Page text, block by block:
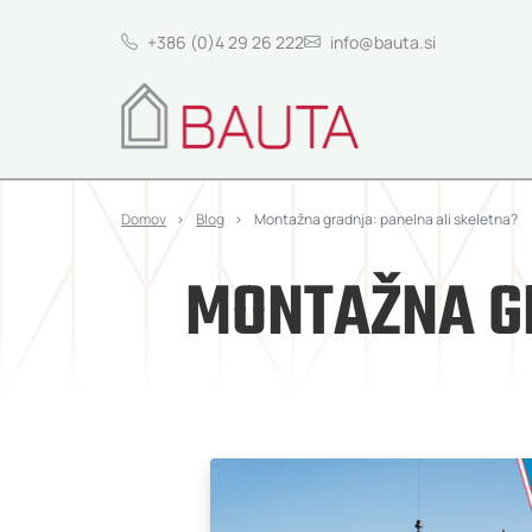
+386 (0)4 29 26 222 info@bauta.si
Domov Blog Montažna gradnja: panelna ali skeletna?
MONTAŽNA